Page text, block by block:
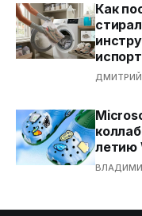
Как
ДМИТРИЙ
летию